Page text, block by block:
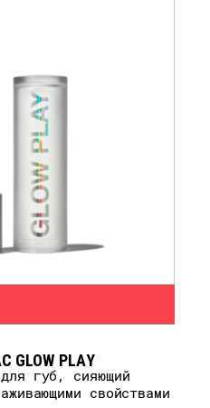
PLAY
свойствами